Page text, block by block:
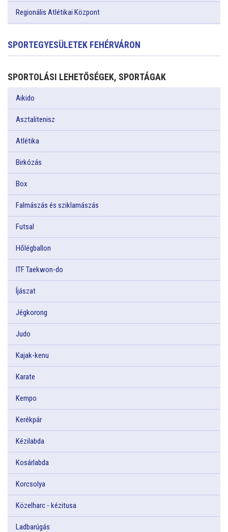
Regionális Atlétikai Központ
SPORTEGYESÜLETEK FEHÉRVÁRON
SPORTOLÁSI LEHETŐSÉGEK, SPORTÁGAK
Aikido
Asztalitenisz
Atlétika
Birkózás
Box
Falmászás és sziklamászás
Futsal
Hőlégballon
ITF Taekwon-do
Íjászat
Jégkorong
Judo
Kajak-kenu
Karate
Kempo
Kerékpár
Kézilabda
Kosárlabda
Korcsolya
Közelharc - kézitusa
Ladbarúgás